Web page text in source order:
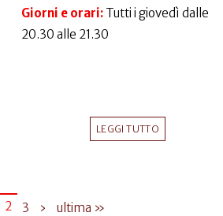
Giorni e orari: Tutti i giovedì dalle
20.30 alle 21.30
LEGGI TUTTO
2 3 › ultima »